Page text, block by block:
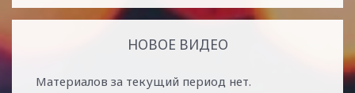
НОВОЕ ВИДЕО
Материалов за текущий период нет.